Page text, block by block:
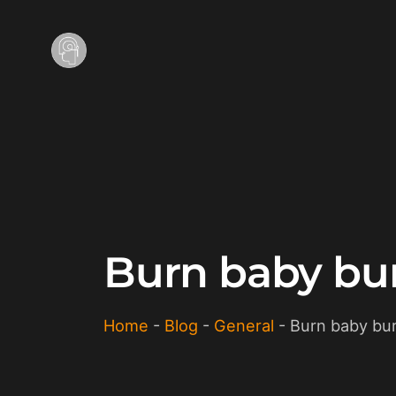
Burn baby
Home - Blog - General - Burn baby